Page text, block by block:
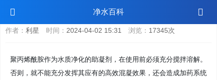
净水百科
聚丙烯酰胺pam使用技巧
作者： 利星 时间： 2024-04-02 15:31 浏览： 17345次
聚丙烯酰胺作为水质净化的助凝剂，在使用前必须充分搅拌溶解。
否则，就不能充分发挥其应有的高效混凝效果，还会造成加药系统